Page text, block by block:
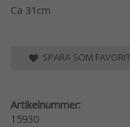
Ca 31cm
SPARA SOM FAVORIT
Artikelnummer:
15930